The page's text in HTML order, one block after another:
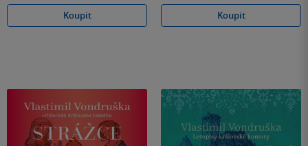
Koupit Koupit